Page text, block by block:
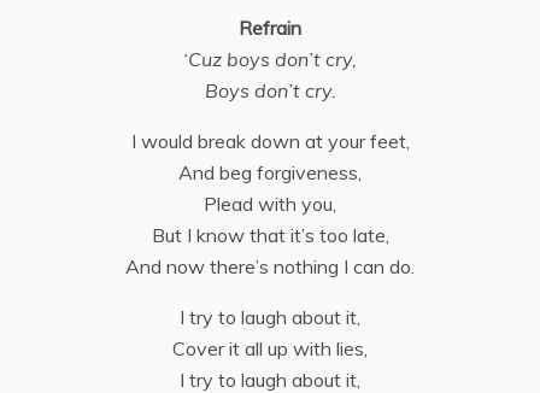
Refrain
‘Cuz boys don’t cry,
Boys don’t cry.
I would break down at your feet,
And beg forgiveness,
Plead with you,
But I know that it’s too late,
And now there’s nothing I can do.
I try to laugh about it,
Cover it all up with lies,
I try to laugh about it,